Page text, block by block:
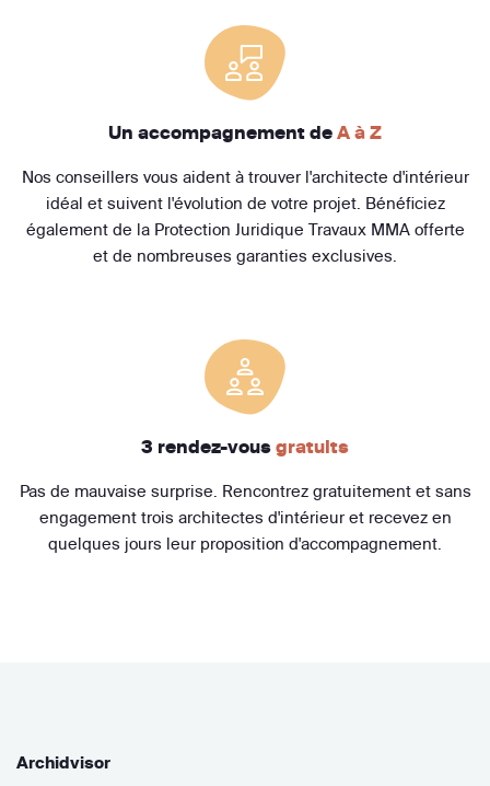
Un accompagnement de A à Z
Nos conseillers vous aident à trouver l'architecte d'intérieur
idéal et suivent l'évolution de votre projet. Bénéficiez
également de la Protection Juridique Travaux MMA offerte
et de nombreuses garanties exclusives.
3 rendez-vous gratuits
Pas de mauvaise surprise. Rencontrez gratuitement et sans
engagement trois architectes d'intérieur et recevez en
quelques jours leur proposition d'accompagnement.
Archidvisor